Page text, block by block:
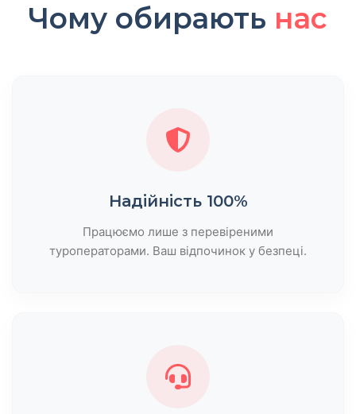
Чому обирають нас
Надійність 100%
Працюємо лише з перевіреними
туроператорами. Ваш відпочинок у безпеці.